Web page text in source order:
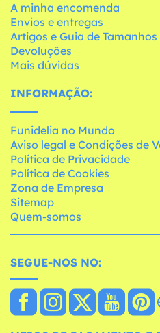
A minha encomenda
Envios e entregas
Artigos e Guia de Tamanhos
Devoluções
Mais dúvidas
INFORMAÇÃO:
Funidelia no Mundo
Aviso legal e Condições de
Política de Privacidade
Política de Cookies
Zona de Empresa
Sitemap
Quem-somos
SEGUE-NOS NO: